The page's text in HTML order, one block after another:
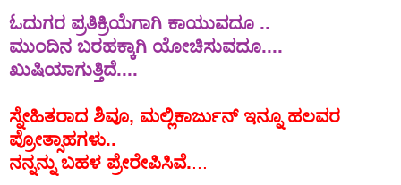
ಓದುಗರ ಪ್ರತಿಕ್ರಿಯೆಗಾಗಿ ಕಾಯುವದೂ ..
ಮುಂದಿನ ಬರಹಕ್ಕಾಗಿ ಯೋಚಿಸುವದೂ....
ಖುಷಿಯಾಗುತ್ತಿದೆ....
ಸ್ನೇಹಿತರಾದ ಶಿವೂ, ಮಲ್ಲಿಕಾರ್ಜುನ್ ಇನ್ನೂ ಹಲವರ
ಪ್ರೋತ್ಸಾಹಗಳು..
ನನ್ನನ್ನು ಬಹಳ ಪ್ರೇರೇಪಿಸಿವೆ....